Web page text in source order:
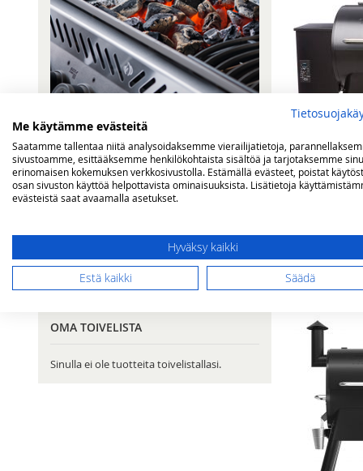
Traeger
Ei varastossa
Sinulla ei vertailtavia tuotteita.
OMA TOIVELISTA
Sinulla ei ole tuotteita toivelistallasi.
Me käytämme evästeitä
Saatamme tallentaa niitä analysoidaksemme vierailijatietoja,
sivustoamme, esittääksemme henkilökohtaista sisältöä ja tarjotaksemme
erinomaisen kokemuksen verkkosivustolla. Estämällä evästeet, poistat
osan sivuston käyttöä helpottavista ominaisuuksista. Lisätietoja
evästeistä saat avaamalla asetukset.
Hyväksy kaikki
Estä kaikki
Säädä